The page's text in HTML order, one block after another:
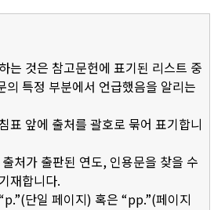
는 것은 참고문헌에 표기된 리스트 중
의 특정 부분에서 언급했음을 알리는
표 앞에 출처를 괄호로 묶어 표기합니
처가 출판된 연도, 인용문을 찾을 수
재합니다.
단일 페이지) 혹은 “pp.”(페이지